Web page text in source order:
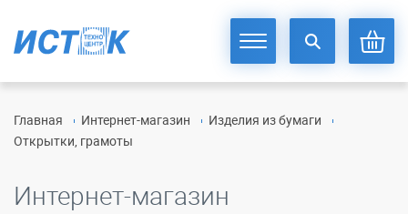
Главная Интернет-магазин
Изделия из бумаги
Открытки, грамоты
Интернет-магазин